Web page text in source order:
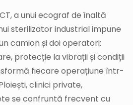
a unui ecograf de înaltă
sterilizator industrial impune
camion și doi operatori:
protecție la vibrații și condiții
fiecare operațiune într-
clinici private,
se confruntă frecvent cu